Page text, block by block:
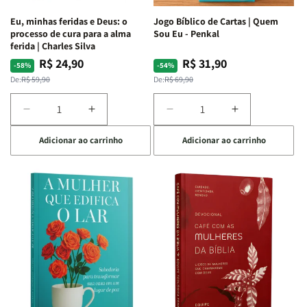
Espirituais
|
Estela
Espirituais
|
Eu, minhas feridas e Deus: o
processo de cura para a alma
ferida | Charles Silva
-58%
Preço
normal
De:R$ 59,90
Preço
promocional
R$ 24,90
Diminuir
a
quantidade
de
Eu,
minhas
feridas
e
Deus:
o
processo
de
cura
para
Aumentar
a
quantidade
de
Eu,
minhas
feridas
e
Deus:
o
processo
de
cura
para
Adicionar ao carrinho
Jogo Bíblico de Cartas | Quem
Sou Eu - Penkal
-54%
Preço
normal
De:R$ 69,90
Preço
promocional
R$ 31,90
Diminuir
a
quantidade
de
Jogo
Bíblico
de
Cartas
Quem
Sou
Eu
Penkal
Aumentar
a
quantidade
de
Jogo
Bíblico
Cartas
|
Quem
Sou
Eu
-
Penkal
Adicionar ao carrinho